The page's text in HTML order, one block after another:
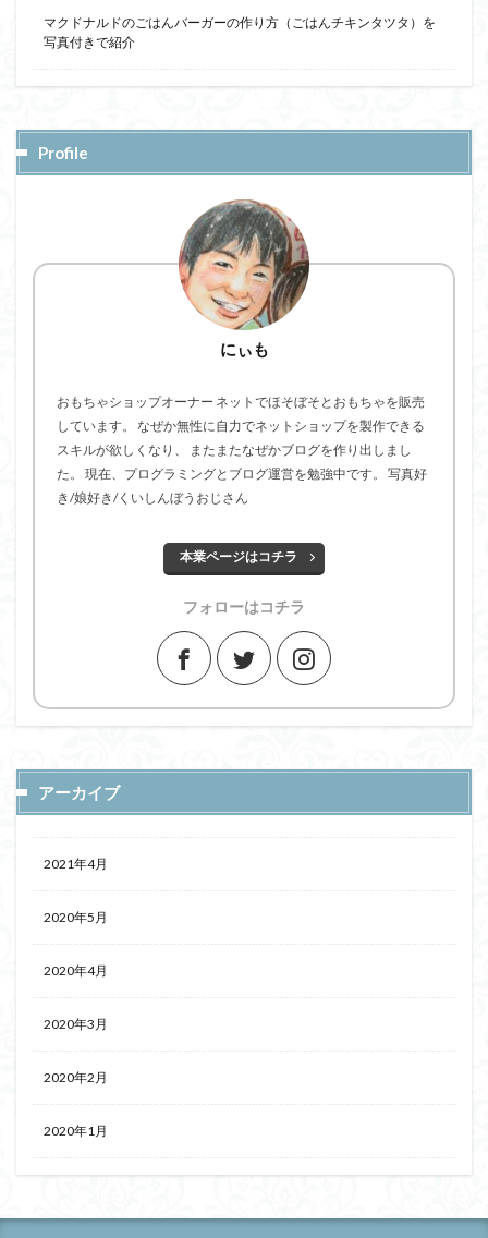
マクドナルドのごはんバーガーの作り方（ごはんチキンタツタ）を
写真付きで紹介
Profile
にぃも
おもちゃショップオーナー ネットでほそぼそとおもちゃを販売
しています。 なぜか無性に自力でネットショップを製作できる
スキルが欲しくなり、 またまたなぜかブログを作り出しまし
た。 現在、プログラミングとブログ運営を勉強中です。 写真好
き/娘好き/くいしんぼうおじさん
本業ページはコチラ
フォローはコチラ
アーカイブ
2021年4月
2020年5月
2020年4月
2020年3月
2020年2月
2020年1月